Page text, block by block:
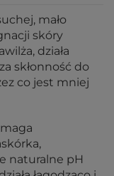
mało
skóry
działa
skłonność do
co jest mniej
naturalne pH